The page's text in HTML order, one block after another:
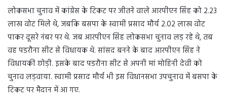
लोकसभा चुनाव में कांग्रेस के टिकट पर जीतने वाले आरपीएन सिंह को 2.23
लाख वोट मिले थे, जबकि बसपा के स्वामी प्रसाद मौर्य 2.02 लाख वोट
पाकर दूसरे नंबर पर थे. जब आरपीएन सिंह लोकसभा चुनाव लड़ रहे थे, तब
वह पडरौना सीट से विधायक थे. सांसद बनने के बाद आरपीएन सिंह ने
विधायकी छोड़ी. इसके बाद पडरौना सीट से अपनी मां मोहिनी देवी को
चुनाव लड़वाया. स्वामी प्रसाद मौर्य भी इस विधानसभा उपचुनाव में बसपा के
टिकट पर मैदान में आ गए.